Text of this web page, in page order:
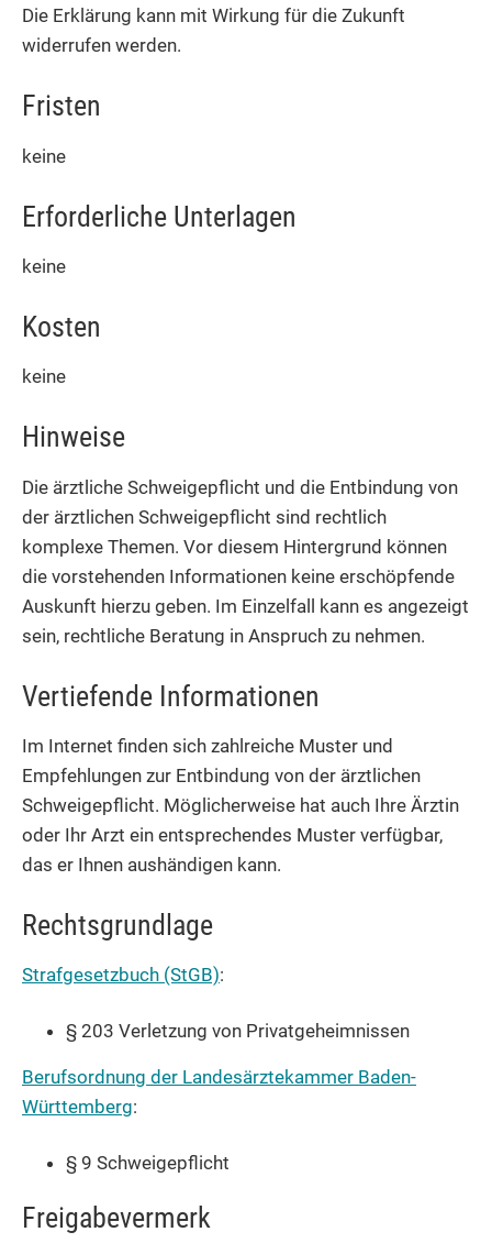
Die Erklärung kann mit Wirkung für die Zukunft
widerrufen werden.
Fristen
keine
Erforderliche Unterlagen
keine
Kosten
keine
Hinweise
Die ärztliche Schweigepflicht und die Entbindung von
der ärztlichen Schweigepflicht sind rechtlich
komplexe Themen. Vor diesem Hintergrund können
die vorstehenden Informationen keine erschöpfende
Auskunft hierzu geben. Im Einzelfall kann es angezeigt
sein, rechtliche Beratung in Anspruch zu nehmen.
Vertiefende Informationen
Im Internet finden sich zahlreiche Muster und
Empfehlungen zur Entbindung von der ärztlichen
Schweigepflicht. Möglicherweise hat auch Ihre Ärztin
oder Ihr Arzt ein entsprechendes Muster verfügbar,
das er Ihnen aushändigen kann.
Rechtsgrundlage
Strafgesetzbuch (StGB):
§ 203 Verletzung von Privatgeheimnissen
Berufsordnung der Landesärztekammer Baden-
Württemberg:
§ 9 Schweigepflicht
Freigabevermerk